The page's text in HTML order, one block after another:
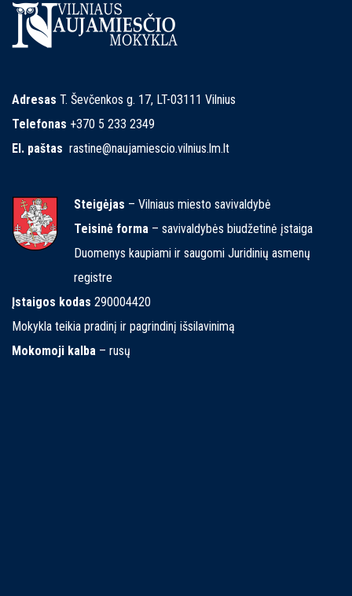
Adresas T. Ševčenkos g. 17, LT-03111 Vilnius
Telefonas +370 5 233 2349
El. paštas rastine@naujamiescio.vilnius.lm.lt
Steigėjas – Vilniaus miesto savivaldybė
Teisinė forma – savivaldybės biudžetinė įstaiga
Duomenys kaupiami ir saugomi Juridinių asmenų
registre
Įstaigos kodas 290004420
Mokykla teikia pradinį ir pagrindinį išsilavinimą
Mokomoji kalba – rusų